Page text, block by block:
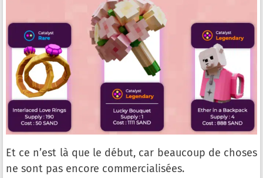
Et ce n’est là que le début, car beaucoup de choses
ne sont pas encore commercialisées.